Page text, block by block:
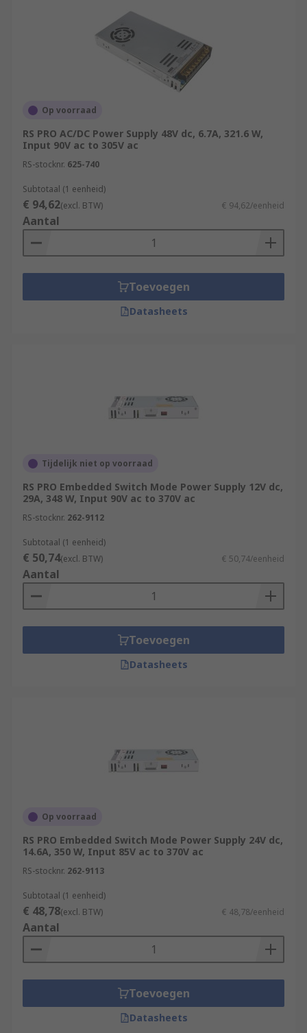
Op voorraad
RS PRO AC/DC Power Supply 48V dc, 6.7A, 321.6 W,
Input 90V ac to 305V ac
RS-stocknr. 625-740
Subtotaal (1 eenheid)
€ 94,62(excl. BTW) € 94,62/eenheid
Aantal
Toevoegen
Datasheets
Tijdelijk niet op voorraad
RS PRO Embedded Switch Mode Power Supply 12V dc,
29A, 348 W, Input 90V ac to 370V ac
RS-stocknr. 262-9112
Subtotaal (1 eenheid)
€ 50,74(excl. BTW) € 50,74/eenheid
Aantal
Toevoegen
Datasheets
Op voorraad
RS PRO Embedded Switch Mode Power Supply 24V dc,
14.6A, 350 W, Input 85V ac to 370V ac
RS-stocknr. 262-9113
Subtotaal (1 eenheid)
€ 48,78(excl. BTW) € 48,78/eenheid
Aantal
Toevoegen
Datasheets